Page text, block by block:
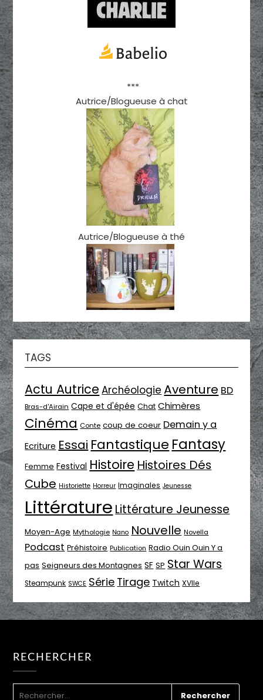
***
Autrice/Blogueuse à chat
Autrice/Blogueuse à thé
TAGS
Actu Autrice Archéologie Aventure BD
Bras-d'Airain Cape et d'épée Chat Chimères
Cinéma Conte coup de coeur Demain y a
Ecriture Essai Fantastique Fantasy
Femme Festival Histoire Histoires Dés
Cube Historiette Horreur Imaginales Jeunesse
Littérature Littérature Jeunesse
Moyen-Age Mythologie Nano Nouvelle Novella
Podcast Préhistoire Publication Radio Ouin Ouin Y a
pas Seigneurs des Montagnes SF SP Star Wars
Steampunk SWCE Série Tirage Twitch XVIIe
RECHERCHER